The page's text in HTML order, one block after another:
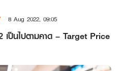
8 Aug 2022, 09:05
เป็นไปตามคาด – Target Price